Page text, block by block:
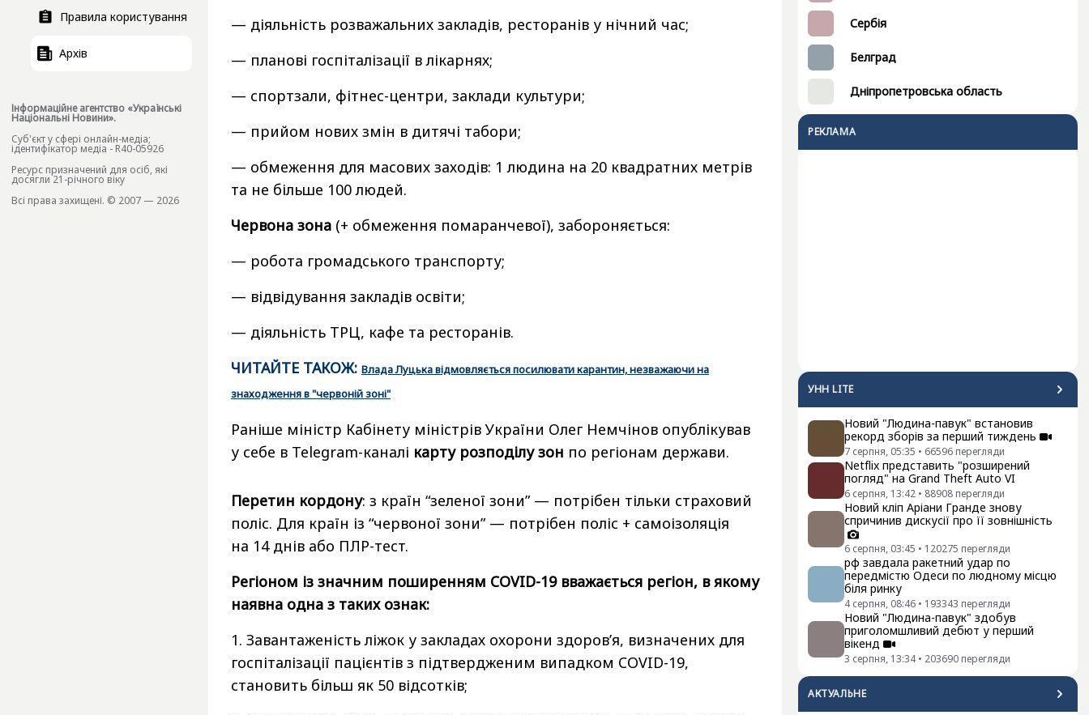
Правила користування
Архів
Інформаційне агентство «Українські
Національні Новини».
Cуб'єкт у сфері онлайн-медіа;
ідентифікатор медіа - R40-05926
Ресурс призначений для осіб, які
досягли 21-річного віку
Всі права захищені. © 2007 — 2026
Сербія
Белград
Дніпропетровська область
РЕКЛАМА
УНН LITE
Новий "Людина-павук" встановив
рекорд зборів за перший тиждень
7 серпня, 05:35 • 66596 перегляди
Netflix представить "розширений
погляд" на Grand Theft Auto VI
6 серпня, 13:42 • 88908 перегляди
Новий кліп Аріани Гранде знову
спричинив дискусії про її зовнішність
6 серпня, 03:45 • 120275 перегляди
рф завдала ракетний удар по
передмістю Одеси по людному місцю
біля ринку
4 серпня, 08:46 • 193343 перегляди
Новий "Людина-павук" здобув
приголомшливий дебют у перший
вікенд
3 серпня, 13:34 • 203690 перегляди
АКТУАЛЬНЕ
— діяльність розважальних закладів, ресторанів у нічний час;
— планові госпіталізації в лікарнях;
— спортзали, фітнес-центри, заклади культури;
— прийом нових змін в дитячі табори;
— обмеження для масових заходів: 1 людина на 20 квадратних метрів
та не більше 100 людей.
Червона зона (+ обмеження помаранчевої), забороняється:
— робота громадського транспорту;
— відвідування закладів освіти;
— діяльність ТРЦ, кафе та ресторанів.
ЧИТАЙТЕ ТАКОЖ: Влада Луцька відмовляється посилювати карантин, незважаючи на
знаходження в "червоній зоні"
Раніше міністр Кабінету міністрів України Олег Немчінов опублікував
у себе в Telegram-каналі карту розподілу зон по регіонам держави.
Перетин кордону: з країн “зеленої зони” — потрібен тільки страховий
поліс. Для країн із “червоної зони” — потрібен поліс + самоізоляція
на 14 днів або ПЛР-тест.
Регіоном із значним поширенням COVID-19 вважається регіон, в якому
наявна одна з таких ознак:
1. Завантаженість ліжок у закладах охорони здоров’я, визначених для
госпіталізації пацієнтів з підтвердженим випадком COVID-19,
становить більш як 50 відсотків;